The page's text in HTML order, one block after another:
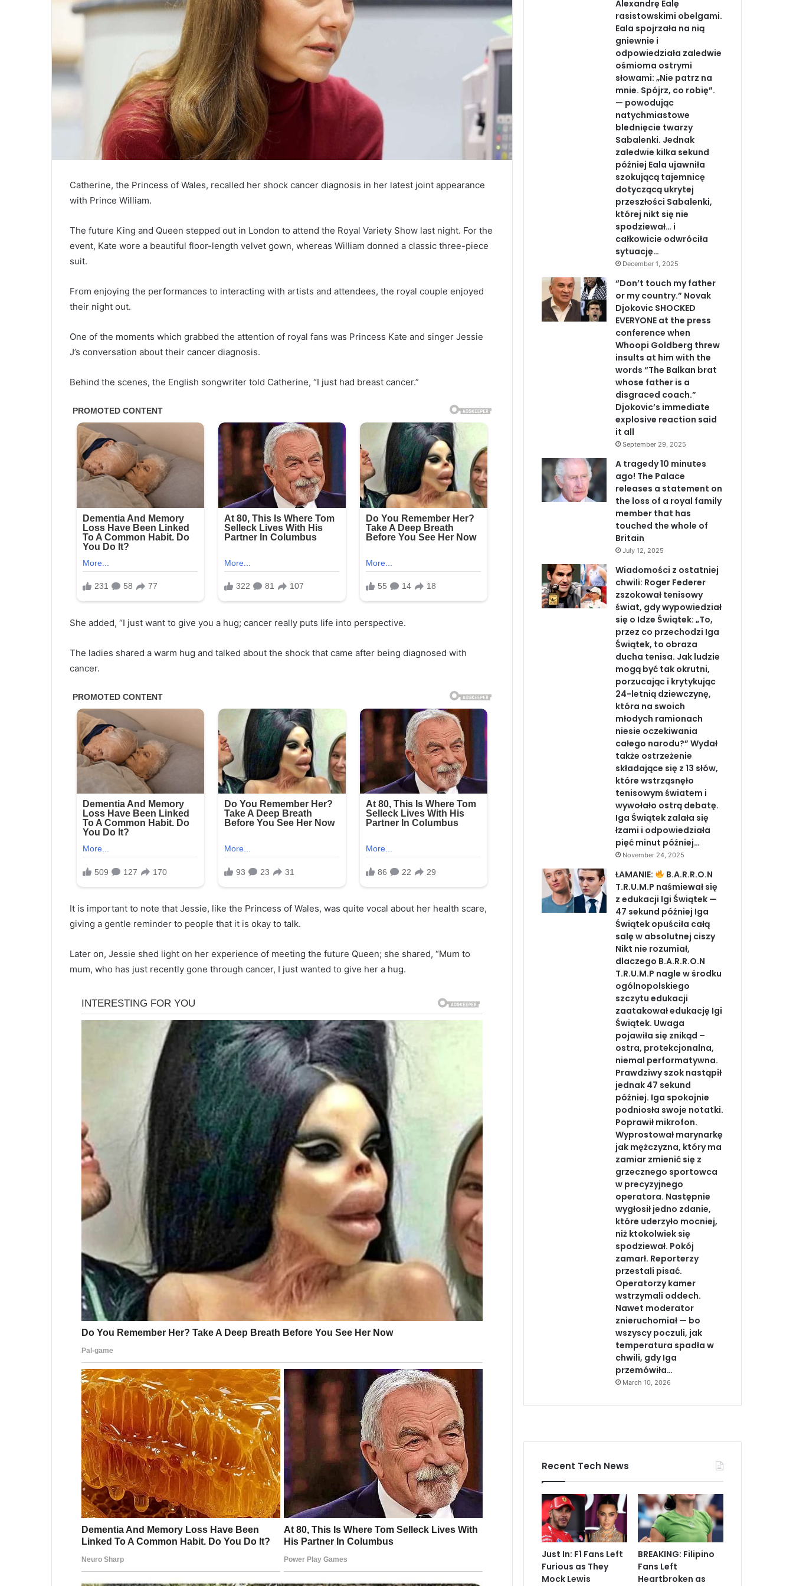
Catherine, the Princess of Wales, recalled her shock cancer diagnosis in her latest joint appearance
with Prince William.
The future King and Queen stepped out in London to attend the Royal Variety Show last night. For the
event, Kate wore a beautiful floor-length velvet gown, whereas William donned a classic three-piece
suit.
From enjoying the performances to interacting with artists and attendees, the royal couple enjoyed
their night out.
One of the moments which grabbed the attention of royal fans was Princess Kate and singer Jessie
J’s conversation about their cancer diagnosis.
Behind the scenes, the English songwriter told Catherine, “I just had breast cancer.”
She added, “I just want to give you a hug; cancer really puts life into perspective.
The ladies shared a warm hug and talked about the shock that came after being diagnosed with
cancer.
It is important to note that Jessie, like the Princess of Wales, was quite vocal about her health scare,
giving a gentle reminder to people that it is okay to talk.
Later on, Jessie shed light on her experience of meeting the future Queen; she shared, “Mum to
mum, who has just recently gone through cancer, I just wanted to give her a hug.
Alexandrę Ealę
rasistowskimi obelgami.
Eala spojrzała na nią
gniewnie i
odpowiedziała zaledwie
ośmioma ostrymi
słowami: „Nie patrz na
mnie. Spójrz, co robię”.
— powodując
natychmiastowe
blednięcie twarzy
Sabalenki. Jednak
zaledwie kilka sekund
później Eala ujawniła
szokującą tajemnicę
dotyczącą ukrytej
przeszłości Sabalenki,
której nikt się nie
spodziewał… i
całkowicie odwróciła
sytuację…
December 1, 2025
“Don’t touch my father
or my country.” Novak
Djokovic SHOCKED
EVERYONE at the press
conference when
Whoopi Goldberg threw
insults at him with the
words “The Balkan brat
whose father is a
disgraced coach.”
Djokovic’s immediate
explosive reaction said
it all
September 29, 2025
A tragedy 10 minutes
ago! The Palace
releases a statement on
the loss of a royal family
member that has
touched the whole of
Britain
July 12, 2025
Wiadomości z ostatniej
chwili: Roger Federer
zszokował tenisowy
świat, gdy wypowiedział
się o Idze Świątek: „To,
przez co przechodzi Iga
Świątek, to obraza
ducha tenisa. Jak ludzie
mogą być tak okrutni,
porzucając i krytykując
24-letnią dziewczynę,
która na swoich
młodych ramionach
niesie oczekiwania
całego narodu?” Wydał
także ostrzeżenie
składające się z 13 słów,
które wstrząsnęło
tenisowym światem i
wywołało ostrą debatę.
Iga Świątek zalała się
łzami i odpowiedziała
pięć minut później…
November 24, 2025
ŁAMANIE:
B.A.R.R.O.N
T.R.U.M.P naśmiewał się
z edukacji Igi Świątek —
47 sekund później Iga
Świątek opuściła całą
salę w absolutnej ciszy
Nikt nie rozumiał,
dlaczego B.A.R.R.O.N
T.R.U.M.P nagle w środku
ogólnopolskiego
szczytu edukacji
zaatakował edukację Igi
Świątek. Uwaga
pojawiła się znikąd –
ostra, protekcjonalna,
niemal performatywna.
Prawdziwy szok nastąpił
jednak 47 sekund
później. Iga spokojnie
podniosła swoje notatki.
Poprawił mikrofon.
Wyprostował marynarkę
jak mężczyzna, który ma
zamiar zmienić się z
grzecznego sportowca
w precyzyjnego
operatora. Następnie
wygłosił jedno zdanie,
które uderzyło mocniej,
niż ktokolwiek się
spodziewał. Pokój
zamarł. Reporterzy
przestali pisać.
Operatorzy kamer
wstrzymali oddech.
Nawet moderator
znieruchomiał — bo
wszyscy poczuli, jak
temperatura spadła w
chwili, gdy Iga
przemówiła…
March 10, 2026
Recent Tech News
Just In: F1 Fans Left
Furious as They
Mock Lewis
BREAKING: Filipino
Fans Left
Heartbroken as